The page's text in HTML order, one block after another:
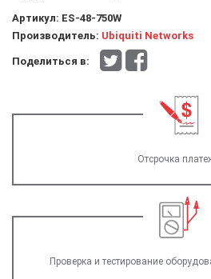
Артикул: ES-48-750W
Производитель: Ubiquiti Networks
Поделиться в:
Отсрочка
Проверка и тестирование